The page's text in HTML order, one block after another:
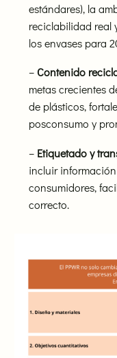
estándares), la
reciclabilidad real
los envases para
– Contenido
metas crecientes
de plásticos,
posconsumo y
– Etiquetado y
incluir
consumidores,
correcto.